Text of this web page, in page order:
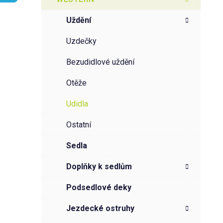
uždění
uzdečky
bezudidlové uždění
otěže
udidla
ostatní
sedla
doplňky k sedlům
podsedlové deky
jezdecké ostruhy